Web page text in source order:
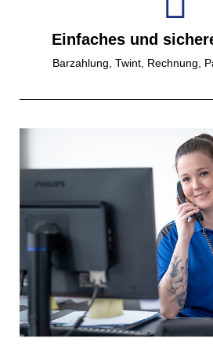
Einfaches und
Barzahlung, Twint, Rechnung,